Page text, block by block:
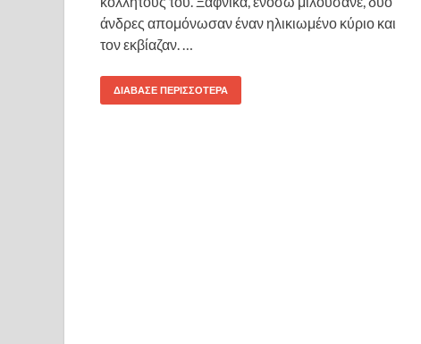
άνδρες απομόνωσαν έναν ηλικιωμένο κύριο και
τον εκβίαζαν. …
ΔΙΆΒΑΣΕ ΠΕΡΙΣΣΌΤΕΡΑ